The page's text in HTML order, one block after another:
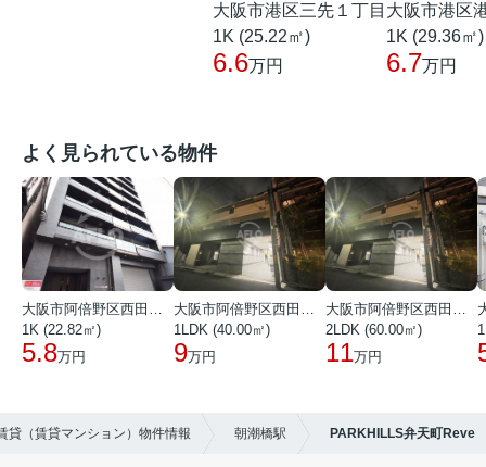
大阪市港区三先１丁目
1K (25.22㎡)
6.6万円
大阪市港区
1K (29.36㎡)
6.7万円
よく見られている物件
大阪市阿倍野区西田辺町１丁目
1K (22.82㎡)
5.8万円
大阪市阿倍野区西田辺町１丁目
1LDK (40.00㎡)
9万円
大阪市阿倍野区西田辺町１丁目
2LDK (60.00㎡)
11万円
貸（賃貸マンション）物件情報 朝潮橋駅 PARKHILLS弁天町Reve